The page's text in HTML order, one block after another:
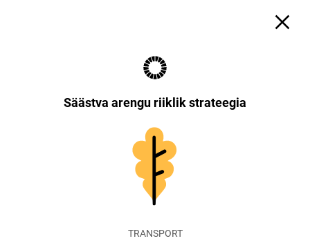
Säästva arengu riiklik strateegia
TRANSPORT